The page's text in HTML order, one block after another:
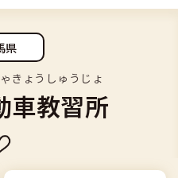
免許
報
県
きょうしゅうじょ
車教習所